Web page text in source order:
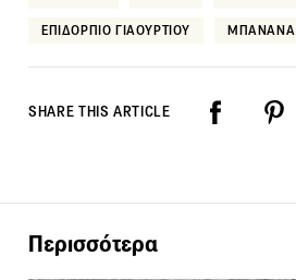
ΕΠΙΔΟΡΠΙΟ ΓΙΑΟΥΡΤΙΟΥ ΜΠΑΝΑΝΑ
SHARE THIS ARTICLE
Περισσότερα